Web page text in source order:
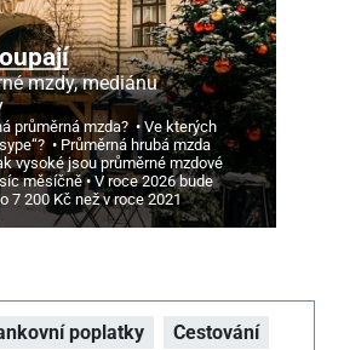
mzdy, mediánu
průměrná mzda?
Ve kterých
Průměrná hrubá mzda
vysoké jsou průměrné mzdové
měsíčně
V roce 2026 bude
7 200 Kč než v roce 2021
poplatky
Cestování